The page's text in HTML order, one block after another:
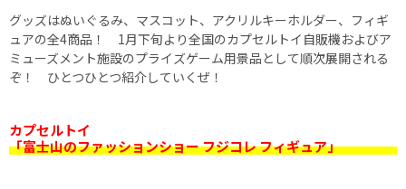
グッズはぬいぐるみ、マスコット、アクリルキーホルダー、フィギ
ュアの全4商品！ 1月下旬より全国のカプセルトイ自販機およびア
ミューズメント施設のプライズゲーム用景品として順次展開される
ぞ！ ひとつひとつ紹介していくぜ！
カプセルトイ
「富士山のファッションショー フジコレ フィギュア」